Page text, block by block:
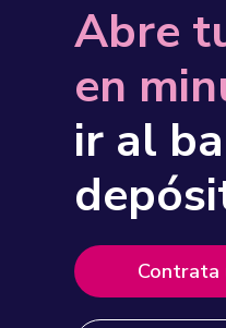
Abre
en
ir al
Contrata